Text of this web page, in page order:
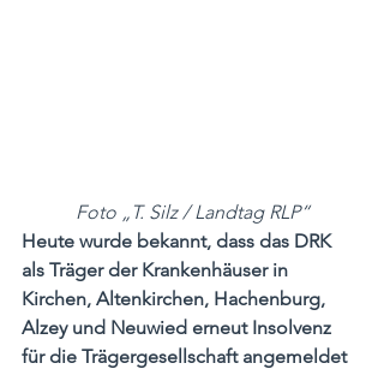
Foto „T. Silz / Landtag RLP“
Heute wurde bekannt, dass das DRK
als Träger der Krankenhäuser in
Kirchen, Altenkirchen, Hachenburg,
Alzey und Neuwied erneut Insolvenz
für die Trägergesellschaft angemeldet